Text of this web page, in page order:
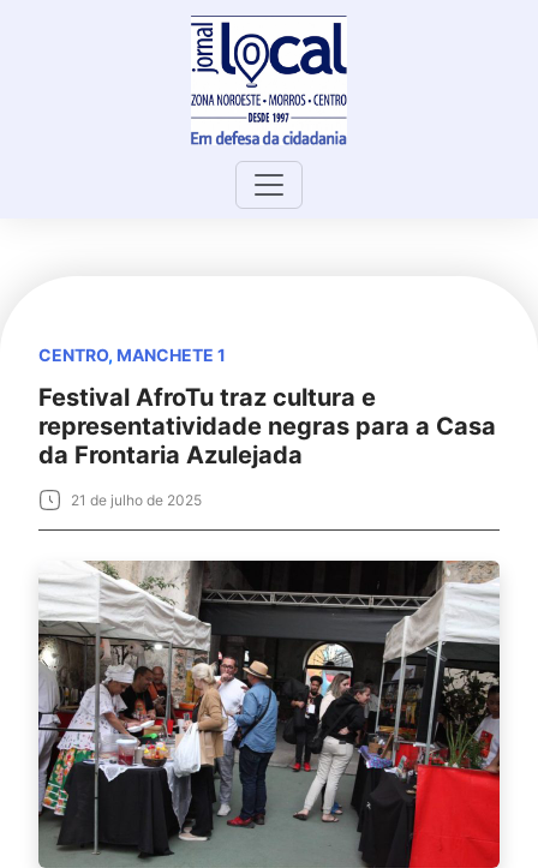
CENTRO, MANCHETE 1
Festival AfroTu traz cultura e
representatividade negras para a Casa
da Frontaria Azulejada
21 de julho de 2025